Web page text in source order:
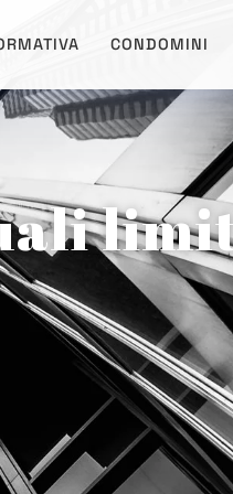
CONDOMINI